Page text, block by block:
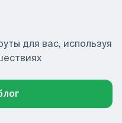
для вас, используя